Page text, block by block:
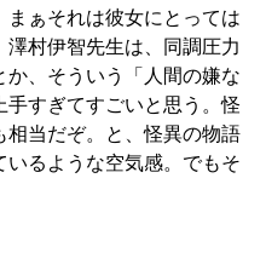
まぁそれは彼女にとっては
村伊智先生は、同調圧力
か、そういう「人間の嫌な
手すぎてすごいと思う。怪
相当だぞ。と、怪異の物語
いるような空気感。でもそ